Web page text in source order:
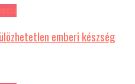
emberi készség